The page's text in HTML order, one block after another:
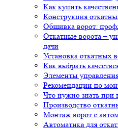
Как купить
Конструкция
Обшивка ворот:
Откатные ворота –
дачи
Установка откатных
Как выбрать
Элементы
Рекомендации по
Что нужно знать при
Производство
Монтаж ворот с
Автоматика для